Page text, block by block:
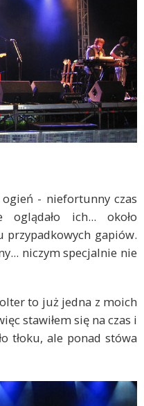
ogień - niefortunny czas
ich... około
przypadkowych gapiów.
niczym specjalnie nie
to już jedna z moich
stawiłem się na czas i
tłoku, ale ponad stówa